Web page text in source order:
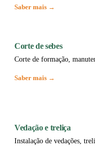
Saber mais →
Corte de sebes
Corte de formação,
Saber mais →
Vedação e treliça
Instalação de vedações,